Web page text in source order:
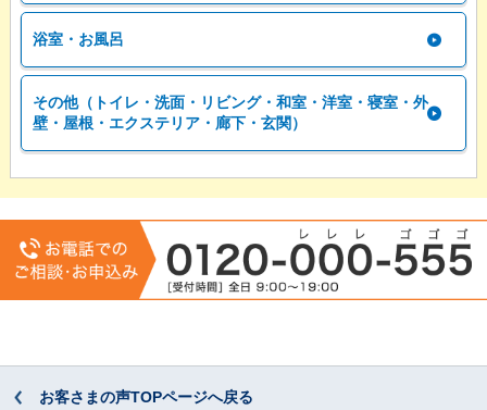
浴室・お風呂
その他（トイレ・洗面・リビング・和室・洋室・寝室・外
壁・屋根・エクステリア・廊下・玄関）
お客さまの声TOPページへ戻る